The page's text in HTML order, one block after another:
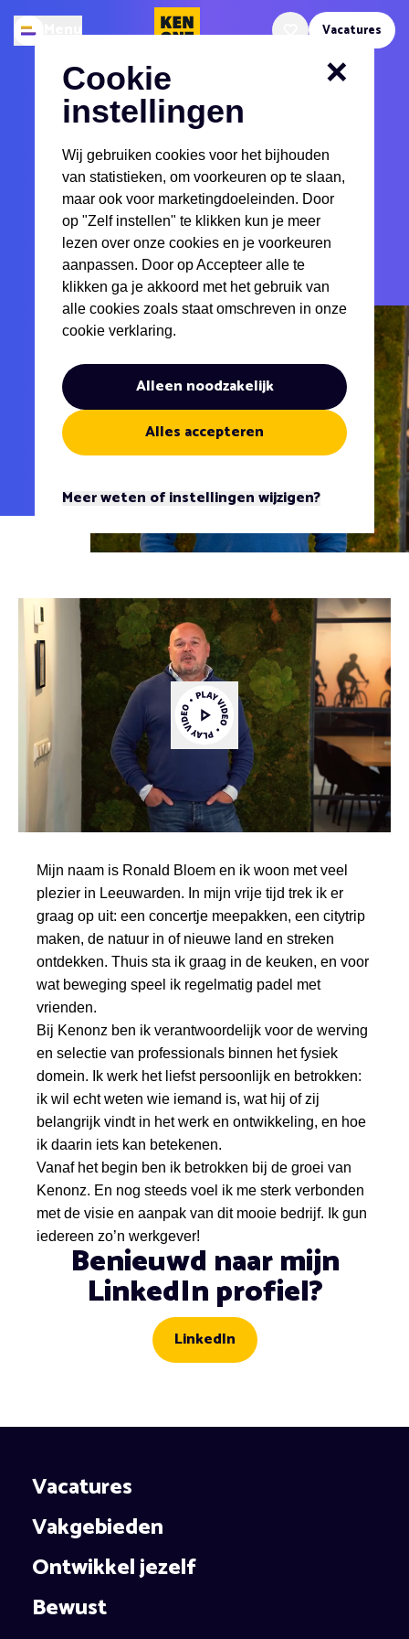
Cookie
instellingen
Wij gebruiken cookies voor het bijhouden
van statistieken, om voorkeuren op te slaan,
maar ook voor marketingdoeleinden. Door
op "Zelf instellen" te klikken kun je meer
lezen over onze cookies en je voorkeuren
aanpassen. Door op Accepteer alle te
klikken ga je akkoord met het gebruik van
alle cookies zoals staat omschreven in onze
cookie verklaring.
Alles accepteren
Alleen noodzakelijk
Meer weten of instellingen wijzigen?
Openen
Kenonz.nl
Favoriete vacatures
Vacatures
Ronald Bloem
Talent Specialist Fysieke Leefomgeving
06-83181037
ronald@kenonz.nl
Video afspelen
Mijn naam is Ronald Bloem en ik woon met veel
plezier in Leeuwarden. In mijn vrije tijd trek ik er
graag op uit: een concertje meepakken, een citytrip
maken, de natuur in of nieuwe land en streken
ontdekken. Thuis sta ik graag in de keuken, en voor
wat beweging speel ik regelmatig padel met
vrienden.
Bij Kenonz ben ik verantwoordelijk voor de werving
en selectie van professionals binnen het fysiek
domein. Ik werk het liefst persoonlijk en betrokken:
ik wil echt weten wie iemand is, wat hij of zij
belangrijk vindt in het werk en ontwikkeling, en hoe
ik daarin iets kan betekenen.
Vanaf het begin ben ik betrokken bij de groei van
Kenonz. En nog steeds voel ik me sterk verbonden
met de visie en aanpak van dit mooie bedrijf. Ik gun
iedereen zo’n werkgever!
Benieuwd naar mijn
LinkedIn profiel?
LinkedIn
Vacatures
Vakgebieden
Ontwikkel jezelf
Bewust